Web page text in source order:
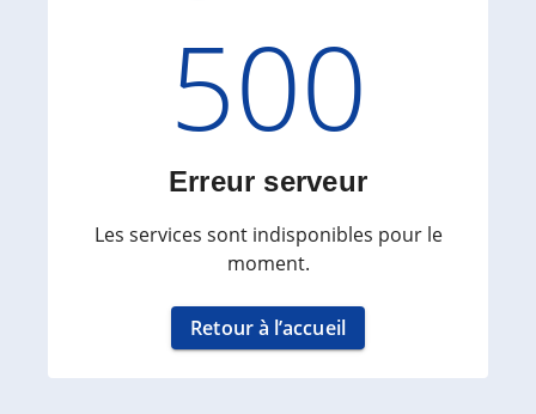
Code
500
Erreur serveur
Les services sont indisponibles pour le
moment.
Retour à l’accueil